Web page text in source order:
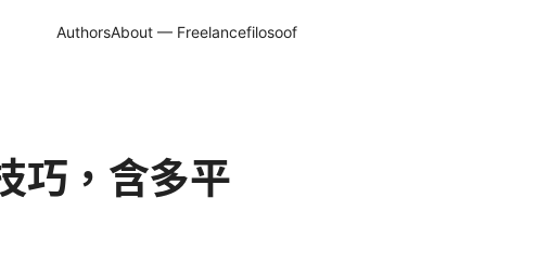
AuthorsAbout — Freelancefilosoof
巧，含多平